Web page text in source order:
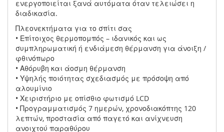
ενεργοποιείται ξανά αυτόματα όταν τελειώσει η
διαδικασία.
Πλεονεκτήματα για το σπίτι σας
• Επίτοιχος θερμοπομπός – ιδανικός και ως
συμπληρωματική ή ενδιάμεση θέρμανση για άνοιξη /
φθινόπωρο
• Αθόρυβη και άοσμη θέρμανση
• Υψηλής ποιότητας σχεδιασμός με πρόσοψη από
αλουμίνιο
• Χειριστήριο με οπίσθιο φωτισμό LCD
• Προγραμματισμός 7 ημερών, χρονοδιακόπτης 120
λεπτών, προστασία από παγετό και ανίχνευση
ανοιχτού παραθύρου